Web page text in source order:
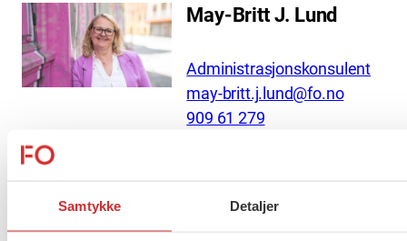
Samtykke Detaljer
May-Britt J. Lund
Administrasjonskonsulent
may-britt.j.lund@fo.no
909 61 279
Administrasjonsekretær, sekretær AU/LS,